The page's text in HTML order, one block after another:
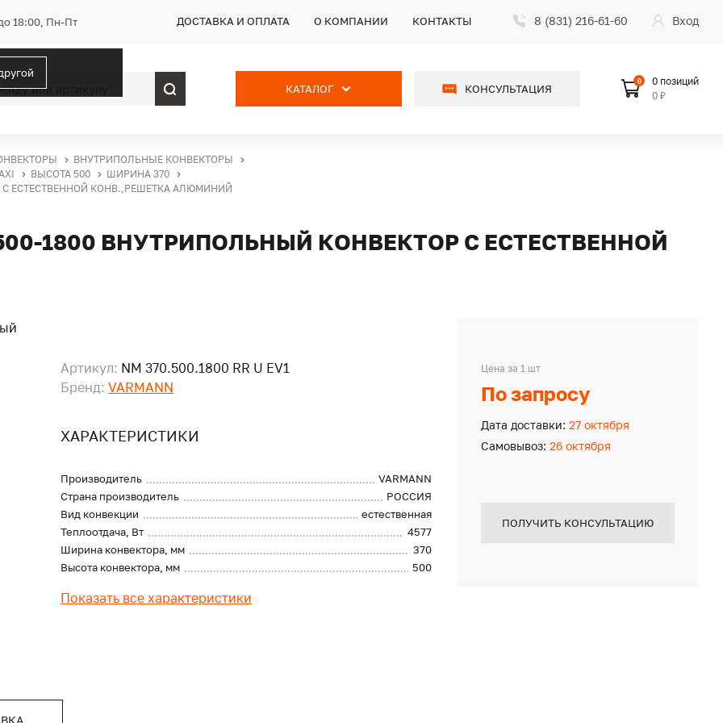
18:00, Пн-Пт ДОСТАВКА И ОПЛАТА О КОМПАНИИ КОНТАКТЫ 8 (831) 216-61-60 Вход
КАТАЛОГ КОНСУЛЬТАЦИЯ
0
0 позиций
0 ₽
ВНУТРИПОЛЬНЫЕ КОНВЕКТОРЫ
ВЫСОТА 500
ШИРИНА 370
С ЕСТЕСТВЕННОЙ КОНВ.,РЕШЕТКА АЛЮМИНИЙ
500-1800 ВНУТРИПОЛЬНЫЙ КОНВЕКТОР С ЕСТЕСТВЕННОЙ
Артикул: NM 370.500.1800 RR U EV1
Бренд: VARMANN
ХАРАКТЕРИСТИКИ
Производитель
VARMANN
Страна производитель
РОССИЯ
Вид конвекции
естественная
Теплоотдача, Вт
4577
Ширина конвектора, мм
370
Высота конвектора, мм
500
Показать все характеристики
Цена за 1 шт
По запросу
Дата доставки: 27 октября
Самовывоз: 26 октября
ПОЛУЧИТЬ КОНСУЛЬТАЦИЮ